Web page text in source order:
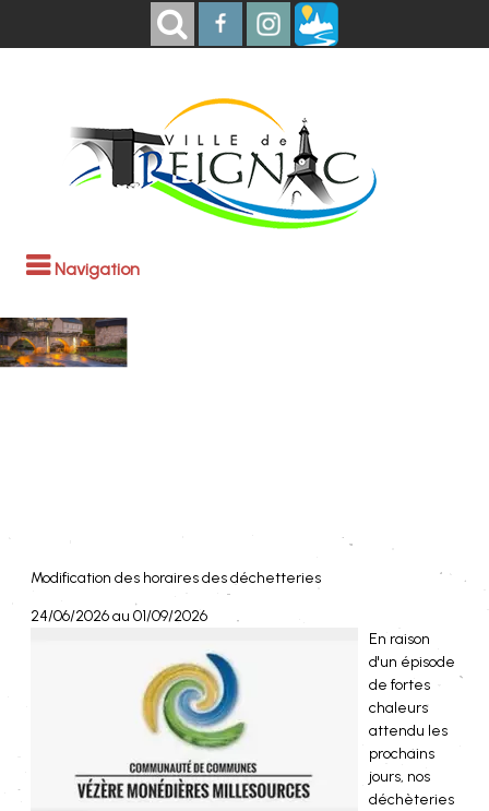
Navigation
Modification des horaires des déchetteries
24/06/2026 au 01/09/2026
En raison
d'un épisode
de fortes
chaleurs
attendu les
prochains
jours, nos
déchèteries